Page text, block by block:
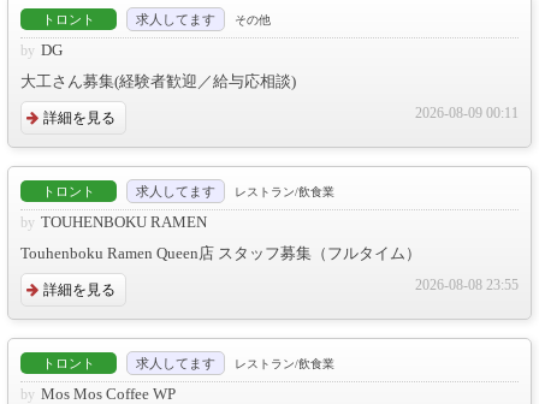
トロント 求人してます その他
DG
大工さん募集(経験者歓迎／給与応相談)
詳細を見る 2026-08-09 00:11
トロント 求人してます レストラン/飲食業
TOUHENBOKU RAMEN
Touhenboku Ramen Queen店 スタッフ募集（フルタイム）
詳細を見る 2026-08-08 23:55
トロント 求人してます レストラン/飲食業
Mos Mos Coffee WP